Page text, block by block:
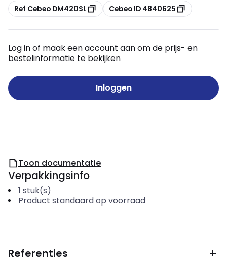
Kopiëren
Ref Cebeo DM420SL Kopiëren
Cebeo ID 4840625
Log in of maak een account aan om de prijs- en
bestelinformatie te bekijken
Inloggen
Toon documentatie
Verpakkingsinfo
1 stuk(s)
Product standaard op voorraad
Referenties